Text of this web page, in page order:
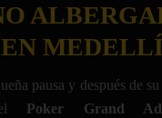
pausa y después de
Poker Grand